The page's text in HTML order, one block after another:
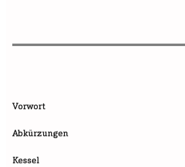
Vorwort
Abkürzungen
Kessel